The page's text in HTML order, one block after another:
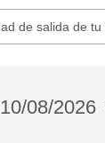
10/08/2026